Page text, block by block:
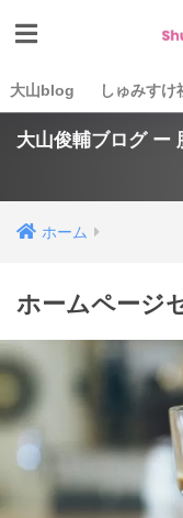
大山blog しゅみすけ
大山俊輔ブログ ー
ホーム
ホームページ